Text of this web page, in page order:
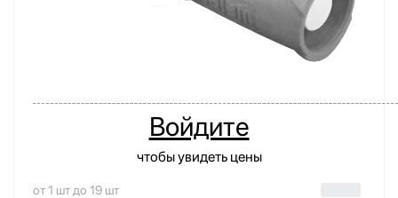
Войдите
чтобы увидеть цены
от 1 шт до 19 шт